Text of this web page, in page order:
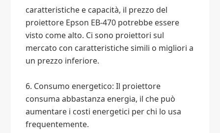
caratteristiche e capacità, il prezzo del
proiettore Epson EB-470 potrebbe essere
visto come alto. Ci sono proiettori sul
mercato con caratteristiche simili o migliori a
un prezzo inferiore.
6. Consumo energetico: Il proiettore
consuma abbastanza energia, il che può
aumentare i costi energetici per chi lo usa
frequentemente.